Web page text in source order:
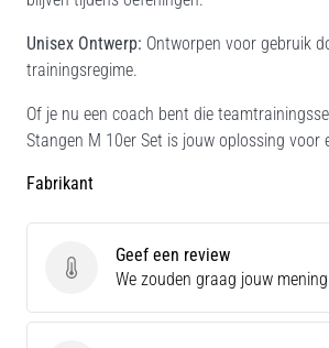
Unisex Ontwerp: Ontworpen voor gebruik
trainingsregime.
Of je nu een coach bent die
Stangen M 10er Set is jouw oplossing
Fabrikant
Geef een review
Geef een review
We zouden graag jouw